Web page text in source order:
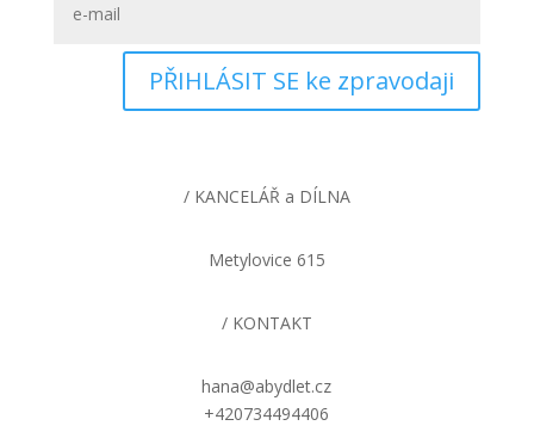
PŘIHLÁSIT SE ke zpravodaji
/ KANCELÁŘ a DÍLNA
Metylovice 615
/ KONTAKT
hana@abydlet.cz
+420734494406